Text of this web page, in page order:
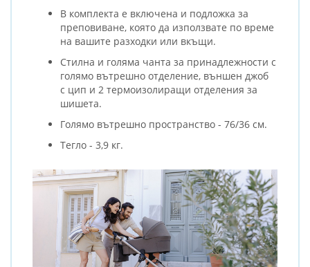
В комплекта е включена и подложка за
преповиване, която да използвате по време
на вашите разходки или вкъщи.
Стилна и голяма чанта за принадлежности с
голямо вътрешно отделение, външен джоб
с цип и 2 термоизолиращи отделения за
шишета.
Голямо вътрешно пространство - 76/36 см.
Тегло - 3,9 кг.